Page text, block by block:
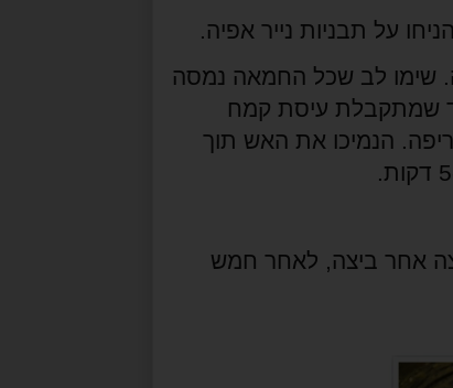
שימו לב שכל החמאה נמסה
שמתקבלת עיסת קמח
הנמיכו את האש תוך
אחר ביצה, לאחר חמש